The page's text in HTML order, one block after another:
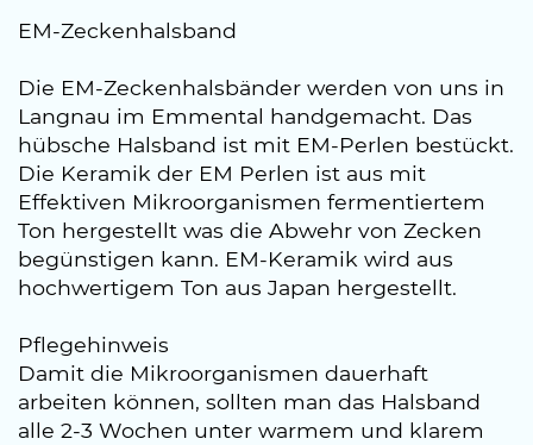
EM-Zeckenhalsband
Die EM-Zeckenhalsbänder werden von uns in
Langnau im Emmental handgemacht. Das
hübsche Halsband ist mit EM-Perlen bestückt.
Die Keramik der EM Perlen ist aus mit
Effektiven Mikroorganismen fermentiertem
Ton hergestellt was die Abwehr von Zecken
begünstigen kann. EM-Keramik wird aus
hochwertigem Ton aus Japan hergestellt.
Pflegehinweis
Damit die Mikroorganismen dauerhaft
arbeiten können, sollten man das Halsband
alle 2-3 Wochen unter warmem und klarem